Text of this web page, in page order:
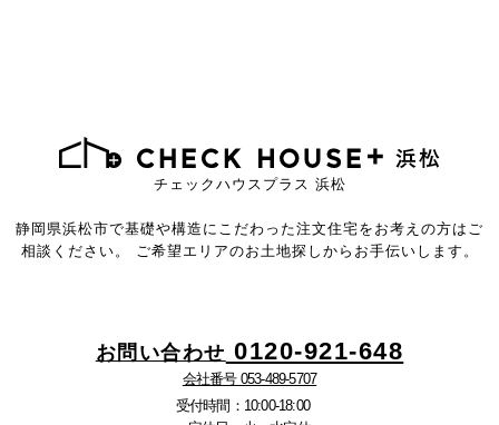
チェックハウスプラス 浜松
静岡県浜松市で基礎や構造にこだわった注文住宅を お考えの方はご
相談ください。
ご希望エリアのお土地探しからお手伝いします。
お問い合わせ 0120-921-648
会社番号 053-489-5707
受付時間：10:00-18:00